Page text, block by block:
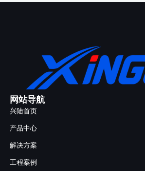
网站导航
兴陆首页
产品中心
解决方案
工程案例